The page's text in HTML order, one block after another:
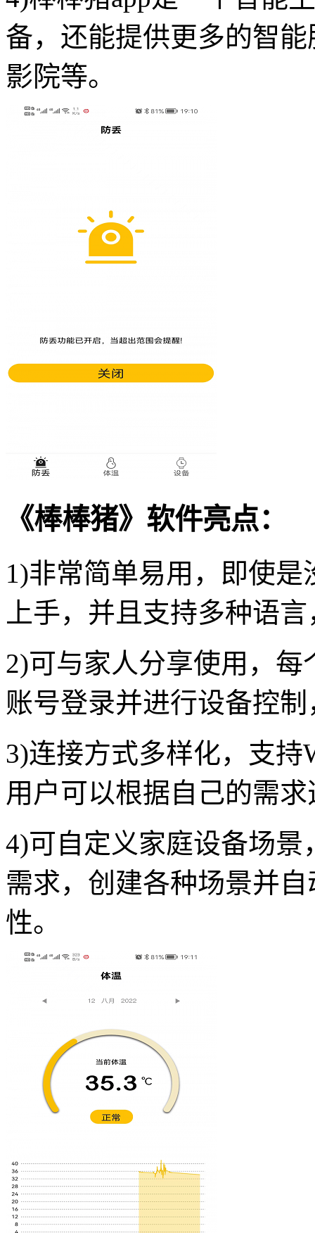
备，还能提供更多的智
影院等。
《棒棒猪》软件亮点：
1)非常简单易用，即使
上手，并且支持多种语
2)可与家人分享使用，
账号登录并进行设备控
3)连接方式多样化，支
用户可以根据自己的需
4)可自定义家庭设备场
需求，创建各种场景并
性。